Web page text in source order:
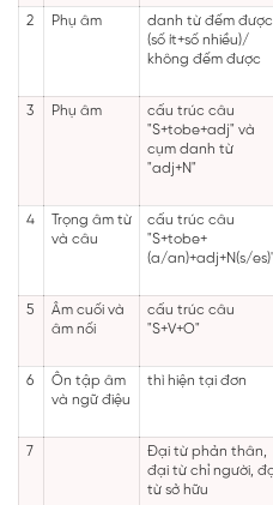
2 Phụ âm
danh từ đếm được
(số ít+số nhiều)/
không đếm được
3 Phụ âm
cấu trúc câu
"S+tobe+adj" và
cụm danh từ
"adj+N"
4
Trọng âm từ
và câu
cấu trúc câu
"S+tobe+
(a/an)+adj+N(s/es)"
5
Âm cuối và
âm nối
cấu trúc câu
"S+V+O"
6
Ôn tập âm
và ngữ điệu
thì hiện tại đơn
7
Đại từ phản thân,
đại từ chỉ người,
từ sở hữu